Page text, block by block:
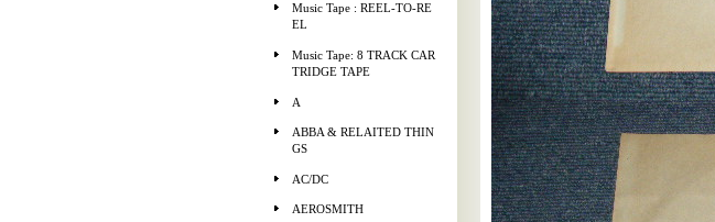
Music Tape : REEL-TO-RE
EL
Music Tape: 8 TRACK CAR
TRIDGE TAPE
A
ABBA & RELAITED THIN
GS
AC/DC
AEROSMITH